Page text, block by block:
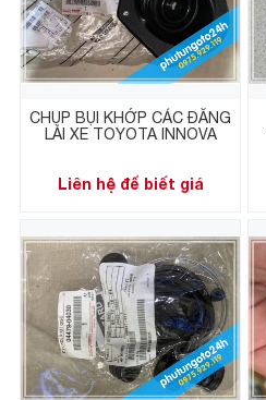
CHỤP BỤI KHỚP CÁC ĐĂNG
LÁI XE TOYOTA INNOVA
Liên hệ để biết giá